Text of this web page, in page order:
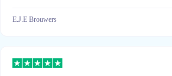
E.J.E Brouwers